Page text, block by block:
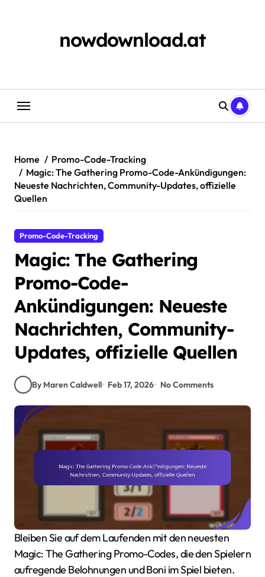
nowdownload.at
Home
Promo-Code-Tracking
Magic: The Gathering Promo-Code-Ankündigungen:
Neueste Nachrichten, Community-Updates, offizielle
Quellen
Promo-Code-Tracking
Magic: The Gathering
Promo-Code-
Ankündigungen: Neueste
Nachrichten, Community-
Updates, offizielle Quellen
By Maren Caldwell Feb 17, 2026 No Comments
Bleiben Sie auf dem Laufenden mit den neuesten
Magic: The Gathering Promo-Codes, die den Spielern
aufregende Belohnungen und Boni im Spiel bieten.